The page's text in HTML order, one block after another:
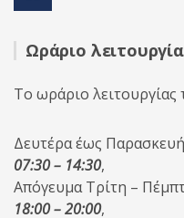
Ωράριο
Το ωράριο λειτουργίας
Δευτέρα έως
07:30 – 14:30,
Απόγευμα Τρίτη –
18:00 – 20:00,